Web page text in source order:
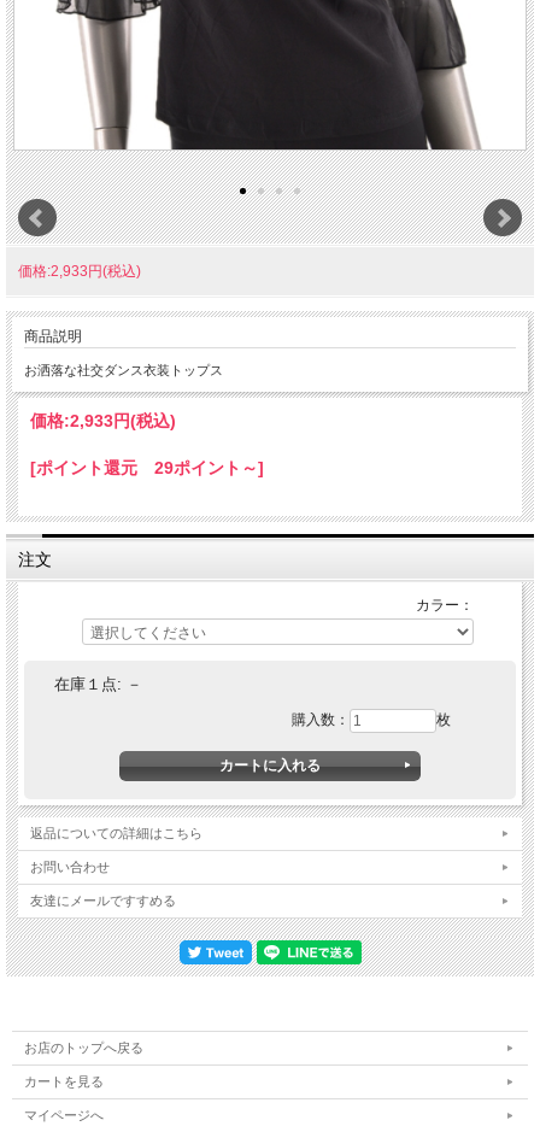
価格:2,933円(税込)
商品説明
お洒落な社交ダンス衣装トップス
価格:2,933円(税込)
[ポイント還元 29ポイント～]
注文
カラー：
在庫１点: －
購入数： 枚
返品についての詳細はこちら
お問い合わせ
友達にメールですすめる
お店のトップへ戻る
カートを見る
マイページへ